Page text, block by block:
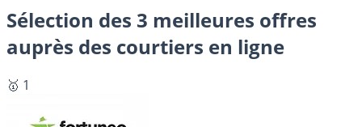
Sélection des 3 meilleures offres
auprès des courtiers en ligne
🥇 1